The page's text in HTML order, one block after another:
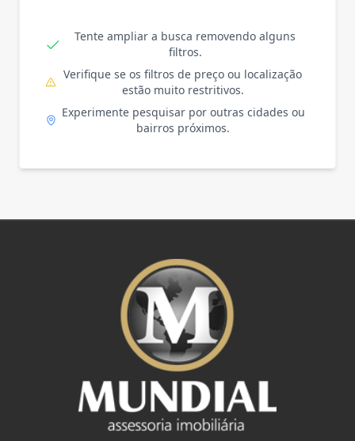
Tente ampliar a busca removendo alguns
filtros.
Verifique se os filtros de preço ou localização
estão muito restritivos.
Experimente pesquisar por outras cidades ou
bairros próximos.